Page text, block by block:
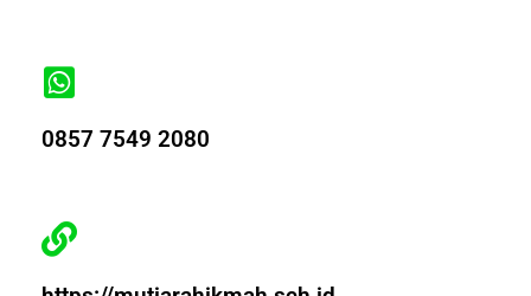
0857 7549 2080